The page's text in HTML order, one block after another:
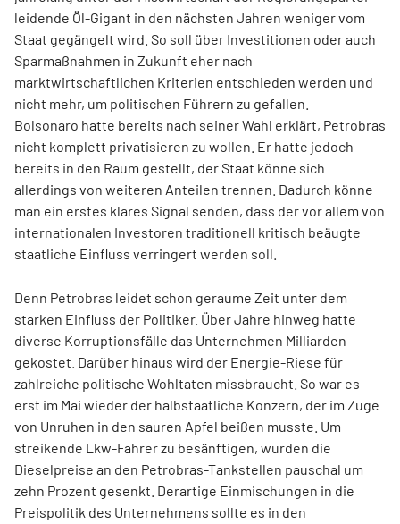
leidende Öl-Gigant in den nächsten Jahren weniger vom
Staat gegängelt wird. So soll über Investitionen oder auch
Sparmaßnahmen in Zukunft eher nach
marktwirtschaftlichen Kriterien entschieden werden und
nicht mehr, um politischen Führern zu gefallen.
Bolsonaro hatte bereits nach seiner Wahl erklärt, Petrobras
nicht komplett privatisieren zu wollen. Er hatte jedoch
bereits in den Raum gestellt, der Staat könne sich
allerdings von weiteren Anteilen trennen. Dadurch könne
man ein erstes klares Signal senden, dass der vor allem von
internationalen Investoren traditionell kritisch beäugte
staatliche Einfluss verringert werden soll.
Denn Petrobras leidet schon geraume Zeit unter dem
starken Einfluss der Politiker. Über Jahre hinweg hatte
diverse Korruptionsfälle das Unternehmen Milliarden
gekostet. Darüber hinaus wird der Energie-Riese für
zahlreiche politische Wohltaten missbraucht. So war es
erst im Mai wieder der halbstaatliche Konzern, der im Zuge
von Unruhen in den sauren Apfel beißen musste. Um
streikende Lkw-Fahrer zu besänftigen, wurden die
Dieselpreise an den Petrobras-Tankstellen pauschal um
zehn Prozent gesenkt. Derartige Einmischungen in die
Preispolitik des Unternehmens sollte es in den